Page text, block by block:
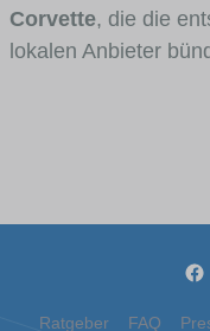
Corvette, die die
lokalen Anbieter
Ratgeber FAQ